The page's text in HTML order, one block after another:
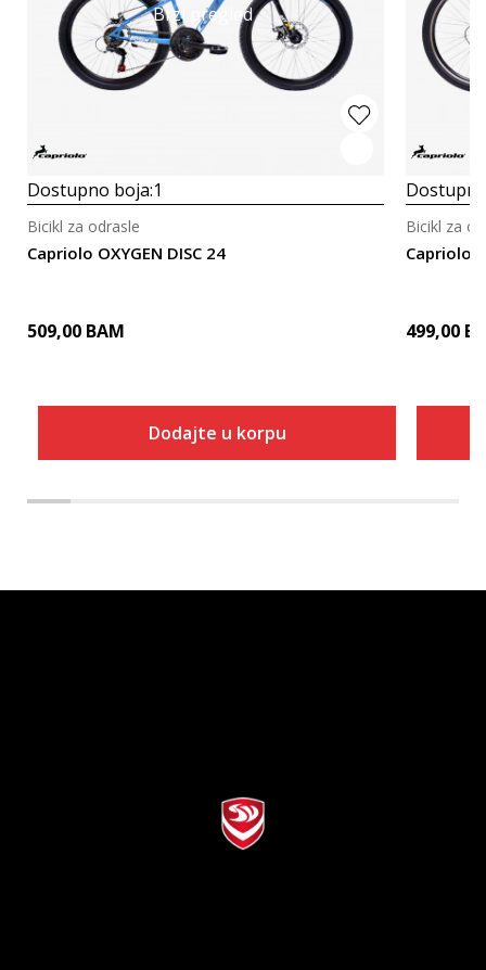
Brzi pregled
Dostupno boja:1
Capriolo OXYGEN DISC 24
Bicikl za odrasle
509,00 BAM
Dodajte u korpu
Capriolo
Bicikl za
499,00